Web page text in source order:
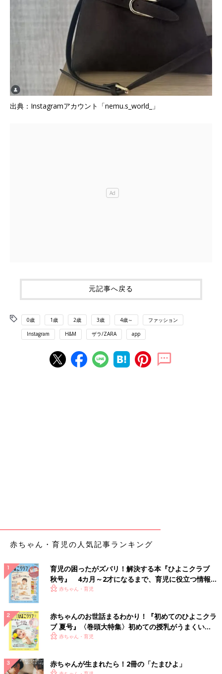
出典：Instagramアカウント「nemu.s_world_」
元記事へ戻る
0歳 1歳 2歳 3歳 4歳～ ファッション
Instagram H&M ザラ/ZARA app
赤ちゃん・育児の人気記事ランキング
育児の困ったがズバリ！解決する本『ひよこクラブ
秋号』 4カ月～2才になるまで、育児に役立つ情報が
いっぱい！
赤ちゃん・育児
赤ちゃんのお世話まるわかり！『初めてのひよこクラ
ブ 夏号』〈巻頭大特集〉初めての授乳がうまくい
く！ おっぱい・ミルクの基本と夏のトラブル 解決テ
赤ちゃん・育児
赤ちゃんが生まれたら！2冊の「たまひよ」